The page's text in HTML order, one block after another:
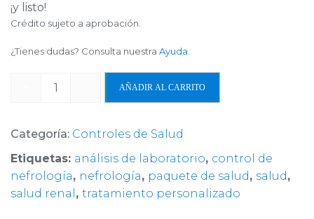
¡y listo!
Crédito sujeto a aprobación.
¿Tienes dudas? Consulta nuestra Ayuda.
AÑADIR AL CARRITO
Categoría: Controles de Salud
Etiquetas: análisis de laboratorio, control de
nefrología, nefrología, paquete de salud, salud,
salud renal , tratamiento personalizado